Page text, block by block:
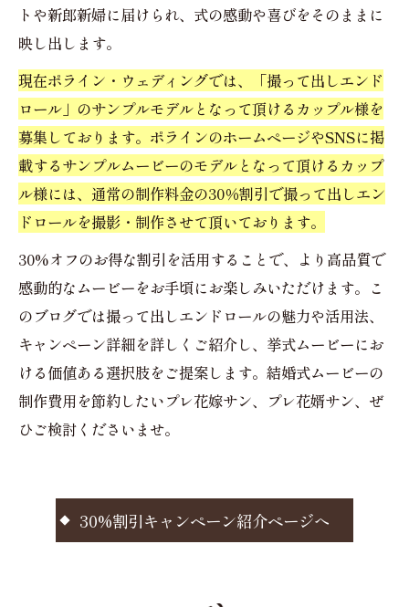
トや新郎新婦に届けられ、式の感動や喜びをそのままに
映し出します。
現在ポライン・ウェディングでは、「撮って出しエンド
ロール」のサンプルモデルとなって頂けるカップル様を
募集しております。ポラインのホームページやSNSに掲
載するサンプルムービーのモデルとなって頂けるカップ
ル様には、通常の制作料金の30％割引で撮って出しエン
ドロールを撮影・制作させて頂いております。
30%オフのお得な割引を活用することで、より高品質で
感動的なムービーをお手頃にお楽しみいただけます。こ
のブログでは撮って出しエンドロールの魅力や活用法、
キャンペーン詳細を詳しくご紹介し、挙式ムービーにお
ける価値ある選択肢をご提案します。結婚式ムービーの
制作費用を節約したいプレ花嫁サン、プレ花婿サン、ぜ
ひご検討くださいませ。
30%割引キャンペーン紹介ページへ